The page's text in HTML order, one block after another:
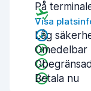
På
Visa
Låg
Betala nu